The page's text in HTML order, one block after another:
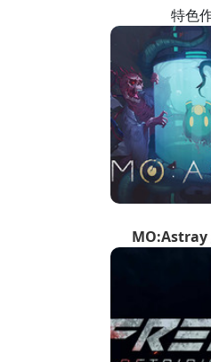
特色
MO:Astray